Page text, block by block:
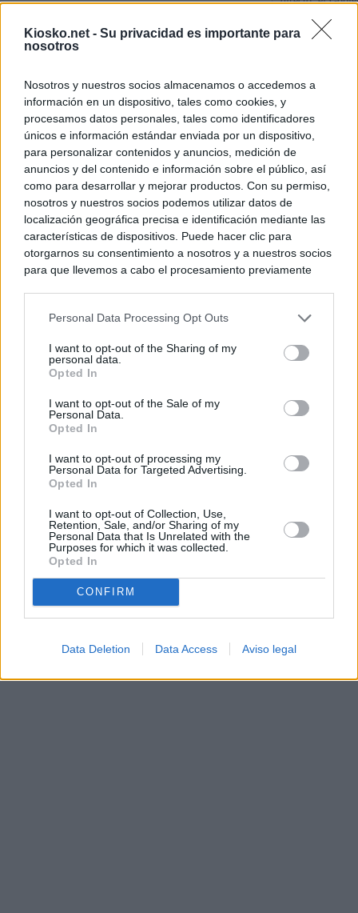
Kiosko.net - Su privacidad es importante para
nosotros
Nosotros y nuestros socios almacenamos o accedemos a
información en un dispositivo, tales como cookies, y
procesamos datos personales, tales como identificadores
únicos e información estándar enviada por un dispositivo,
para personalizar contenidos y anuncios, medición de
anuncios y del contenido e información sobre el público, así
como para desarrollar y mejorar productos. Con su permiso,
nosotros y nuestros socios podemos utilizar datos de
localización geográfica precisa e identificación mediante las
características de dispositivos. Puede hacer clic para
otorgarnos su consentimiento a nosotros y a nuestros socios
para que llevemos a cabo el procesamiento previamente
negar su consentimiento. Tenga en cuenta que algún
de su consentimiento, pero usted tiene el derecho de
rechazar tal procesamiento. Sus preferencias se aplicarán
cualquier momento entrando de nuevo en este sitio web o
visitando nuestra política de privacidad.
Personal Data Processing Opt Outs
I want to opt-out of the Sharing of my
personal data.
Opted In
I want to opt-out of the Sale of my
Personal Data.
Opted In
I want to opt-out of processing my
Personal Data for Targeted Advertising.
Opted In
I want to opt-out of Collection, Use,
Retention, Sale, and/or Sharing of my
Personal Data that Is Unrelated with the
Purposes for which it was collected.
Opted In
CONFIRM
Data Deletion Data Access Aviso legal
de "inaceptables"
Sánchez
© Kiosko.net Aviso Legal Privacidad y Cookies